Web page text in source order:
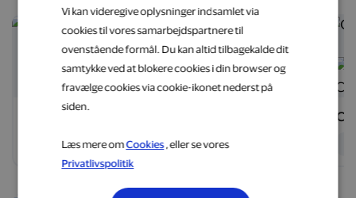
75 DKK
eShop eShop
Vi kan videregive oplysninger indsamlet via
cookies til vores samarbejdspartnere til
ovenstående formål. Du kan altid tilbagekalde dit
samtykke ved at blokere cookies i din browser og
fravælge cookies via cookie-ikonet nederst på
siden.
Læs mere omCookies, eller se vores
Privatlivspolitik